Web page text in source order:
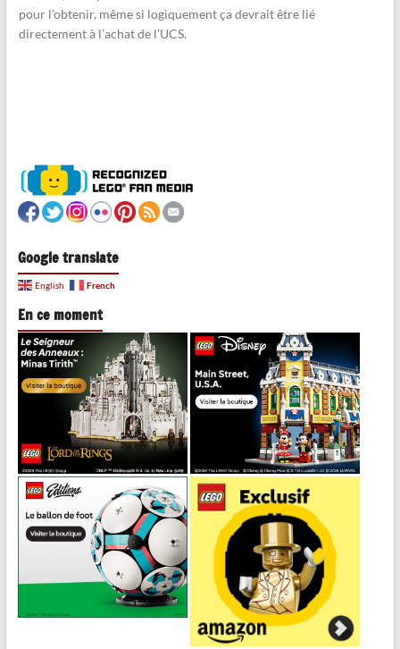
pour l’obtenir, même si logiquement ça devrait être lié
directement à l’achat de l’UCS.
Google translate
English French
En ce moment